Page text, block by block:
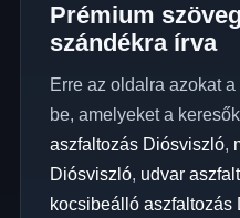
Prémium
szándékra írva
Erre az oldalra azokat
be, amelyeket a
aszfaltozás Diósviszló,
Diósviszló, udvar
kocsibeálló aszfaltozás